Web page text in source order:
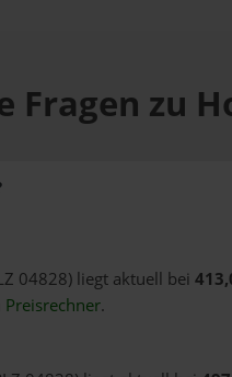
Fragen zu
04828) liegt aktuell bei
Preisrechner.